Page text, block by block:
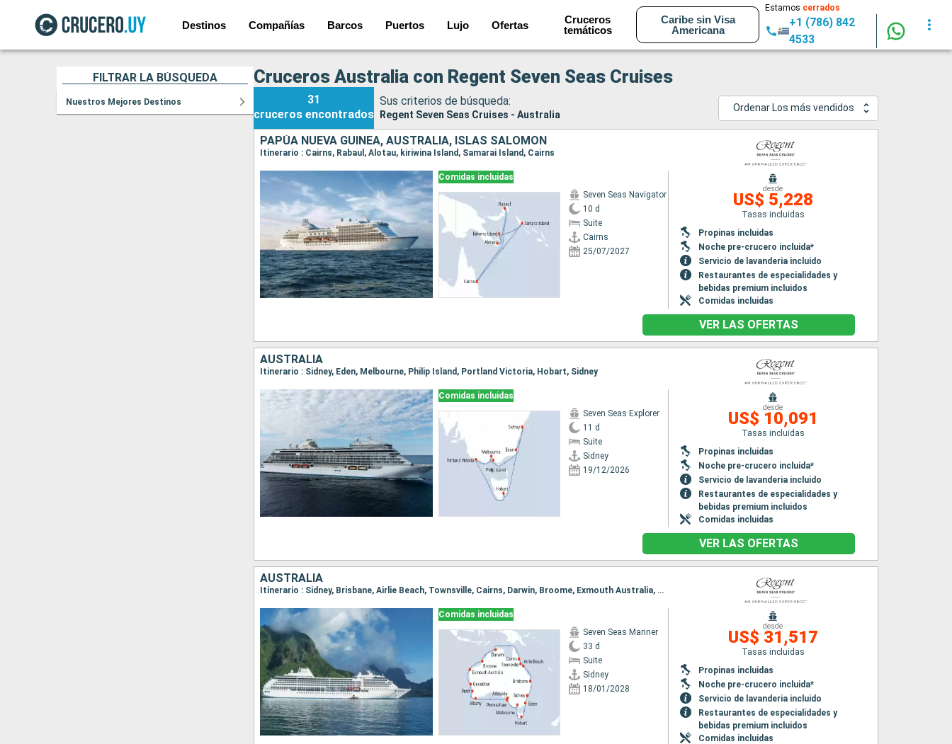
Destinos Compañías Barcos Puertos Lujo Ofertas
Cruceros
temáticos
Caribe sin Visa
Americana
Estamos cerrados
+1 (786) 842
4533
FILTRAR LA BÚSQUEDA
Nuestros Mejores Destinos
Cruceros Australia con Regent Seven Seas Cruises
31
cruceros encontrados
Sus criterios de búsqueda:
Regent Seven Seas Cruises - Australia
Ordenar Los más vendidos
PAPÚA NUEVA GUINEA, AUSTRALIA, ISLAS SALOMON
Itinerario : Cairns, Rabaul, Alotau, kiriwina Island, Samarai Island, Cairns
Comidas incluidas
Seven Seas Navigator
10 d
Suite
Cairns
25/07/2027
desde
US$ 5,228
Tasas incluidas
Propinas incluidas
Noche pre-crucero incluida*
Servicio de lavanderia incluido
Restaurantes de especialidades y
bebidas premium incluidos
Comidas incluidas
VER LAS OFERTAS
AUSTRALIA
Itinerario : Sidney, Eden, Melbourne, Philip Island, Portland Victoria, Hobart, Sidney
Comidas incluidas
Seven Seas Explorer
11 d
Suite
Sidney
19/12/2026
desde
US$ 10,091
Tasas incluidas
Propinas incluidas
Noche pre-crucero incluida*
Servicio de lavanderia incluido
Restaurantes de especialidades y
bebidas premium incluidos
Comidas incluidas
VER LAS OFERTAS
AUSTRALIA
Itinerario : Sidney, Brisbane, Airlie Beach, Townsville, Cairns, Darwin, Broome, Exmouth Australia, Geraldton, Perth, Albany, Adelaide, Penneshaw, Melbourne, Hobart, Eden, Sidney
Comidas incluidas
Seven Seas Mariner
33 d
Suite
Sidney
18/01/2028
desde
US$ 31,517
Tasas incluidas
Propinas incluidas
Noche pre-crucero incluida*
Servicio de lavanderia incluido
Restaurantes de especialidades y
bebidas premium incluidos
Comidas incluidas